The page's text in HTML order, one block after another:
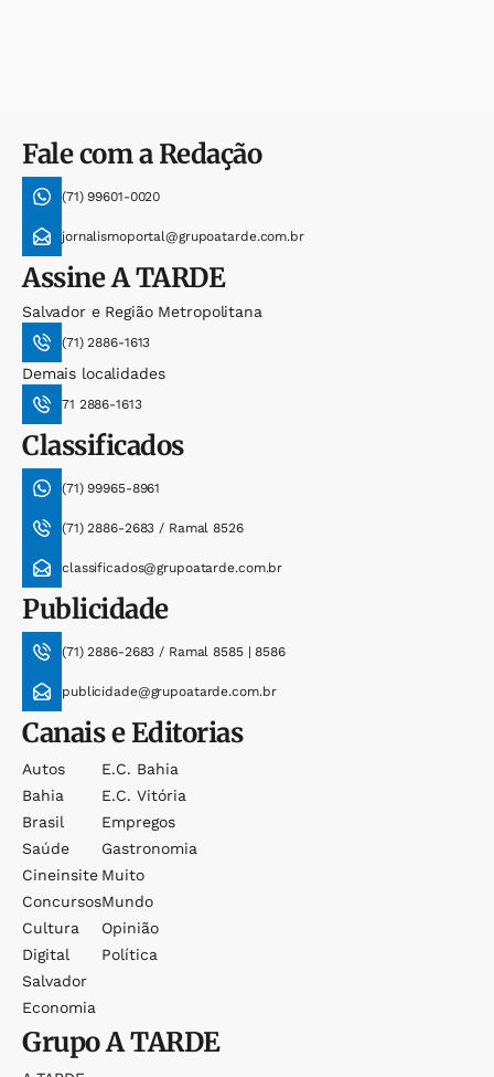
Fale com a Redação
(71) 99601-0020
jornalismoportal@grupoatarde.com.br
AssineA TARDE
Salvador e Região Metropolitana
(71) 2886-1613
Demais localidades
71 2886-1613
Classificados
(71) 99965-8961
(71) 2886-2683 / Ramal 8526
classificados@grupoatarde.com.br
Publicidade
(71) 2886-2683 / Ramal 8585 | 8586
publicidade@grupoatarde.com.br
Canais e Editorias
Autos
Bahia
Brasil
Saúde
Cineinsite
Concursos
Cultura
Digital
Salvador
Economia
E.c. Bahia
E.c. Vitória
Empregos
Gastronomia
Muito
Mundo
Opinião
Política
GrupoA TARDE